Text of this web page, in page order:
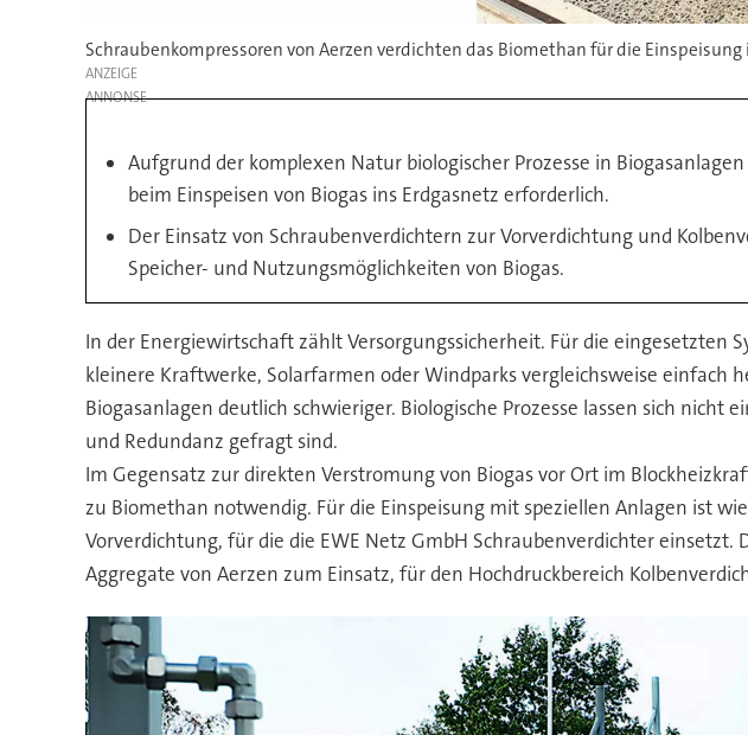
Schraubenkompressoren von Aerzen verdichten das Biomethan für die
ANZEIGE
Aufgrund der komplexen Natur biologischer Prozesse in
beim Einspeisen von Biogas ins Erdgasnetz erforderlich.
Der Einsatz von Schraubenverdichtern zur Vorverdichtung und
Speicher- und Nutzungsmöglichkeiten von Biogas.
In der Energiewirtschaft zählt Versorgungssicherheit. Für die eingesetzten
kleinere Kraftwerke, Solarfarmen oder Windparks vergleichsweise
Biogasanlagen deutlich schwieriger. Biologische Prozesse lassen sich
und Redundanz gefragt sind.
Im Gegensatz zur direkten Verstromung von Biogas vor Ort im
zu Biomethan notwendig. Für die Einspeisung mit speziellen Anlagen ist
Vorverdichtung, für die die EWE Netz GmbH Schraubenverdichter
Aggregate von Aerzen zum Einsatz, für den Hochdruckbereich